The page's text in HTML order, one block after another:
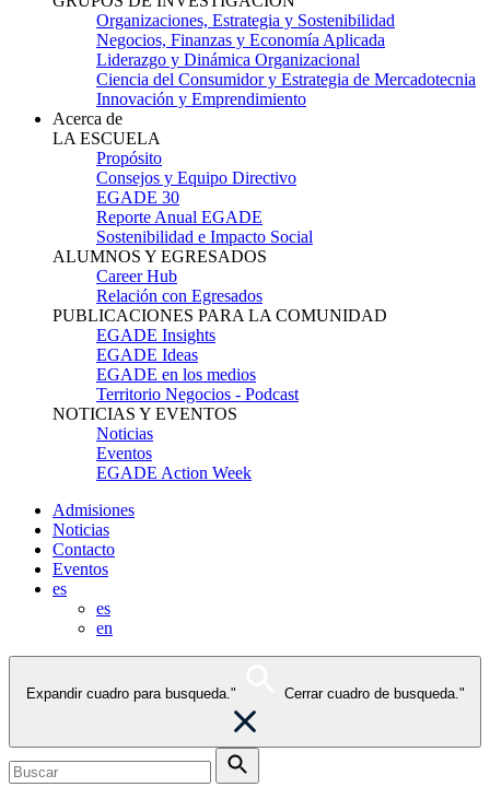
Organizaciones, Estrategia y Sostenibilidad
Negocios, Finanzas y Economía Aplicada
Liderazgo y Dinámica Organizacional
Ciencia del Consumidor y Estrategia de Mercadotecnia
Innovación y Emprendimiento
Acerca de
LA ESCUELA
Propósito
Consejos y Equipo Directivo
EGADE 30
Reporte Anual EGADE
Sostenibilidad e Impacto Social
ALUMNOS Y EGRESADOS
Career Hub
Relación con Egresados
PUBLICACIONES PARA LA COMUNIDAD
EGADE Insights
EGADE Ideas
EGADE en los medios
Territorio Negocios - Podcast
NOTICIAS Y EVENTOS
Noticias
Eventos
EGADE Action Week
Admisiones
Noticias
Contacto
Eventos
es
es
en
Expandir cuadro para busqueda." Cerrar cuadro de busqueda."